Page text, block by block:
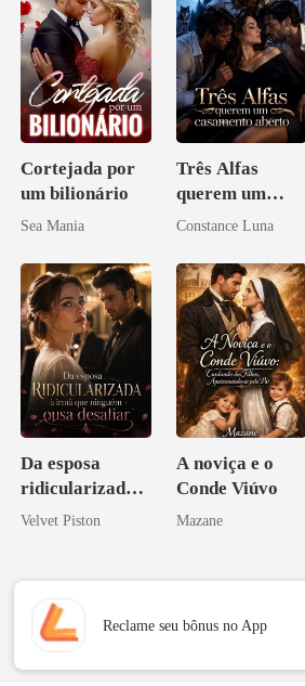
Cortejada por
um bilionário
Sea Mania
Três Alfas
querem um
casamento
Constance Luna
Da esposa
ridicularizada à
irmã que
Velvet Piston
A noviça e o
Conde Viúvo
Mazane
Reclame seu bônus no App